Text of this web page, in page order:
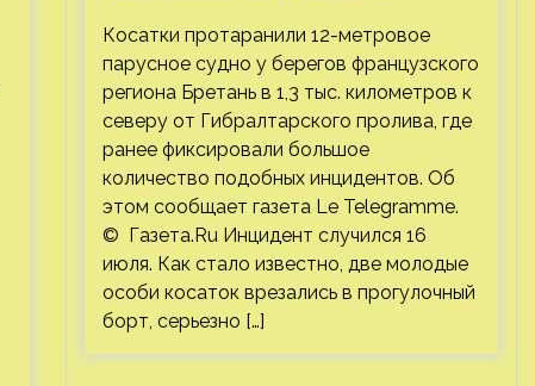
Косатки протаранили 12-метровое
парусное судно у берегов французского
региона Бретань в 1,3 тыс. километров к
северу от Гибралтарского пролива, где
ранее фиксировали большое
количество подобных инцидентов. Об
этом сообщает газета Le Telegramme.
© Газета.Ru Инцидент случился 16
июля. Как стало известно, две молодые
особи косаток врезались в прогулочный
борт, серьезно […]